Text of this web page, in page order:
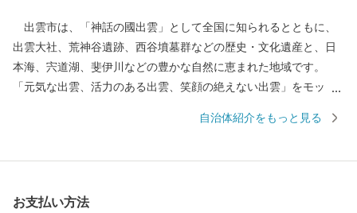
出雲市は、「神話の國出雲」として全国に知られるとともに、
出雲大社、荒神谷遺跡、西谷墳墓群などの歴史・文化遺産と、日
本海、宍道湖、斐伊川などの豊かな自然に恵まれた地域です。
「元気な出雲、活力のある出雲、笑顔の絶えない出雲」をモット
を展開しています。 出雲市では、出雲市の発展を願う郷土出身
基づき、出雲の観光や産業、福祉、教育、環境など幅広い分野の
自治体紹介をもっと見る
お支払い方法